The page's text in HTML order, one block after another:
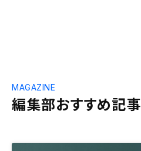
編集部おすすめ記事
MAGAZINE